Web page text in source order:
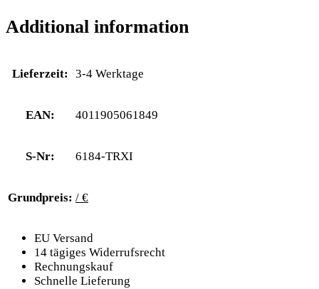
Additional information
Lieferzeit: 3-4 Werktage
EAN: 4011905061849
S-Nr: 6184-TRXI
Grundpreis: / €
EU Versand
14 tägiges Widerrufsrecht
Rechnungskauf
Schnelle Lieferung